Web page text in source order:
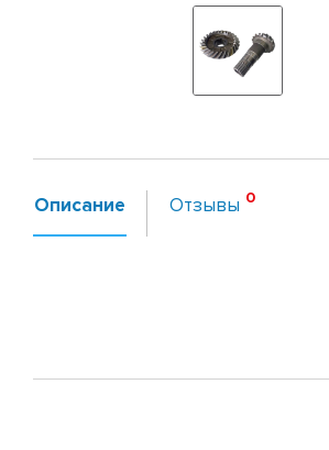
Описание Отзывы